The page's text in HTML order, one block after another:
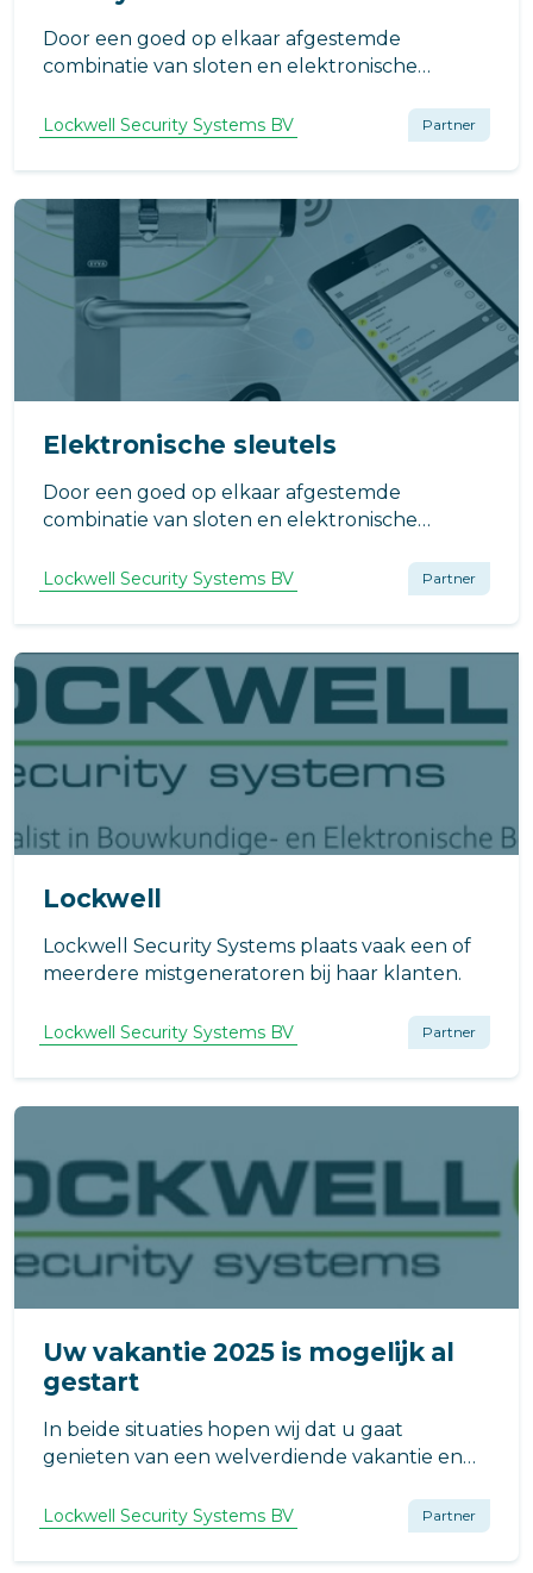
Door een goed op elkaar afgestemde
combinatie van sloten en elektronische
open en toegankelijk uitziet, maar
tegelijkertijd hermetisch afgesloten is voor
bezoekers of niet-geaccrediteerde
werknemers.
Lockwell Security Systems BV Partner
Elektronische sleutels
Door een goed op elkaar afgestemde
combinatie van sloten en elektronische
open en toegankelijk uitziet, maar
tegelijkertijd hermetisch afgesloten is voor
bezoekers of niet-geaccrediteerde
werknemers.
Lockwell Security Systems BV Partner
Lockwell
Lockwell Security Systems plaats vaak een of
meerdere mistgeneratoren bij haar klanten.
Lockwell Security Systems BV Partner
Uw vakantie 2025 is mogelijk al
gestart
In beide situaties hopen wij dat u gaat
genieten van een welverdiende vakantie en
weer thuis komt.
Lockwell Security Systems BV Partner